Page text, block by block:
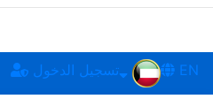
تسجيل الدخول EN